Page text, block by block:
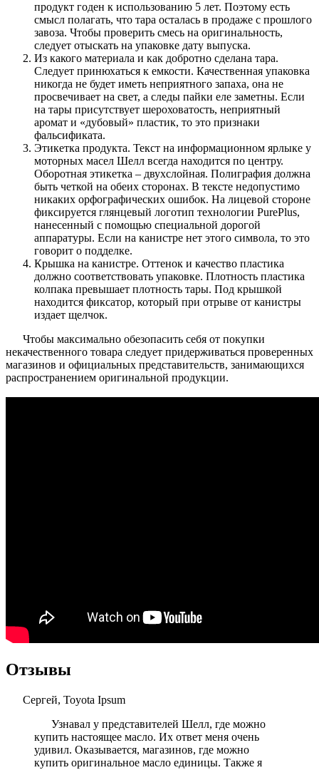
продукт годен к использованию 5 лет. Поэтому есть
смысл полагать, что тара осталась в продаже с прошлого
завоза. Чтобы проверить смесь на оригинальность,
следует отыскать на упаковке дату выпуска.
Из какого материала и как добротно сделана тара.
Следует принюхаться к емкости. Качественная упаковка
никогда не будет иметь неприятного запаха, она не
просвечивает на свет, а следы пайки еле заметны. Если
на тары присутствует шероховатость, неприятный
аромат и «дубовый» пластик, то это признаки
фальсификата.
Этикетка продукта. Текст на информационном ярлыке у
моторных масел Шелл всегда находится по центру.
Оборотная этикетка – двухслойная. Полиграфия должна
быть четкой на обеих сторонах. В тексте недопустимо
никаких орфографических ошибок. На лицевой стороне
фиксируется глянцевый логотип технологии PurePlus,
нанесенный с помощью специальной дорогой
аппаратуры. Если на канистре нет этого символа, то это
говорит о подделке.
Крышка на канистре. Оттенок и качество пластика
должно соответствовать упаковке. Плотность пластика
колпака превышает плотность тары. Под крышкой
находится фиксатор, который при отрыве от канистры
издает щелчок.
Чтобы максимально обезопасить себя от покупки
некачественного товара следует придерживаться проверенных
магазинов и официальных представительств, занимающихся
распространением оригинальной продукции.
Отзывы
Сергей, Toyota Ipsum
Узнавал у представителей Шелл, где можно
купить настоящее масло. Их ответ меня очень
удивил. Оказывается, магазинов, где можно
купить оригинальное масло единицы. Также я